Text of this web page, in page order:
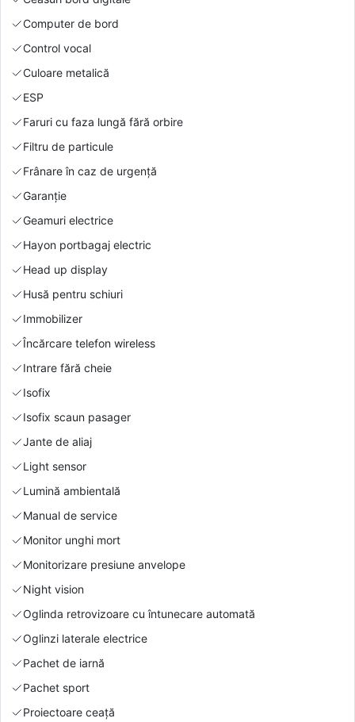
Computer de bord
Control vocal
Culoare metalică
ESP
Faruri cu faza lungă fără orbire
Filtru de particule
Frânare în caz de urgență
Garanție
Geamuri electrice
Hayon portbagaj electric
Head up display
Husă pentru schiuri
Immobilizer
Încărcare telefon wireless
Intrare fără cheie
Isofix
Isofix scaun pasager
Jante de aliaj
Light sensor
Lumină ambientală
Manual de service
Monitor unghi mort
Monitorizare presiune anvelope
Night vision
Oglinda retrovizoare cu întunecare automată
Oglinzi laterale electrice
Pachet de iarnă
Pachet sport
Proiectoare ceață